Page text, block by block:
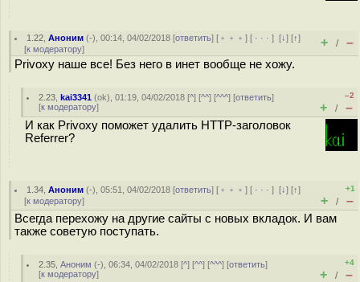
1.22 ,Аноним (-), 00:14, 04/02/2018 [ответить] [ ﹢﹢﹢] [ · · ·][↓] [↑]
[к модератору] + / –
Privoxy наше все! Без него в инет вообще не хожу.
2.23 ,kai3341 (ok), 01:19, 04/02/2018 [^] [^^] [^^^] [ответить]
[к модератору]
–2
+ / –
И как Privoxy поможет удалить HTTP-заголовок
Referrer?
1.34 ,Аноним (-), 05:51, 04/02/2018 [ответить] [ ﹢﹢﹢] [ · · ·][↓] [↑]
[к модератору]
+1
+ / –
Всегда перехожу на другие сайты с новых вкладок. И вам
также советую поступать.
2.35 ,Аноним (-), 06:34, 04/02/2018 [^] [^^] [^^^] [ответить]
[к модератору]
+4
+ / –